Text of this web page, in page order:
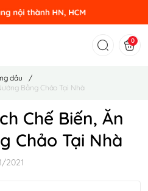
0
dầu
/
Bằng Chảo Tại Nhà
Chế Biến, Ăn
Chảo Tại Nhà
2021